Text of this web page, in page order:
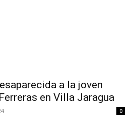
a la joven
en Villa Jaragua
0